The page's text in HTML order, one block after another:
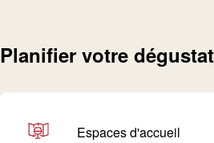
Planifier votre
Espaces d'accueil